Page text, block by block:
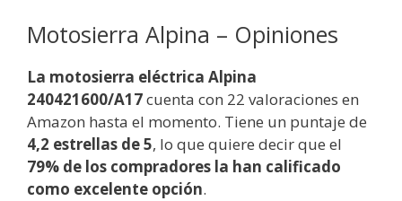
Motosierra Alpina – Opiniones
La motosierra eléctrica Alpina
240421600/A17cuenta con 22 valoraciones en
Amazon hasta el momento. Tiene un puntaje de
4,2 estrellas de 5, lo que quiere decir que el
79% de los compradores la han calificado
como excelente opción.